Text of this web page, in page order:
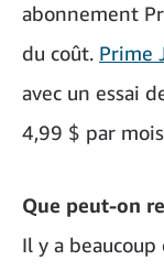
abonnement
du coût. Prime
avec un essai
4,99 $ par
Que peut-on
Il y a